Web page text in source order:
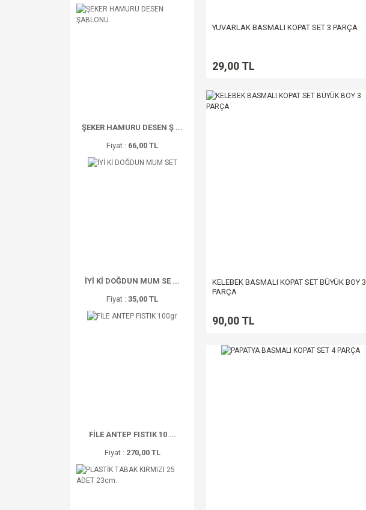
ŞEKER HAMURU DESEN Ş ...
Fiyat : 66,00 TL
İYİ Kİ DOĞDUN MUM SE ...
Fiyat : 35,00 TL
FİLE ANTEP FISTIK 10 ...
Fiyat : 270,00 TL
YUVARLAK BASMALI KOPAT SET 3 PARÇA
29,00 TL
KELEBEK BASMALI KOPAT SET BÜYÜK BOY 3
PARÇA
90,00 TL